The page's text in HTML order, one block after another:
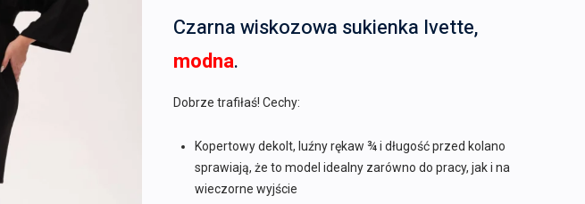
Czarna wiskozowa sukienka Ivette,
modna.
Dobrze trafiłaś! Cechy:
Kopertowy dekolt, luźny rękaw ¾ i długość przed kolano
sprawiają, że to model idealny zarówno do pracy, jak i na
wieczorne wyjście